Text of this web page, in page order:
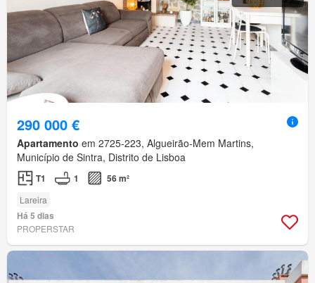
290 000 €
Apartamento em 2725-223, Algueirão-Mem Martins,
Município de Sintra, Distrito de Lisboa
T1 1 56 m²
Lareira
Há 5 dias
PROPERSTAR